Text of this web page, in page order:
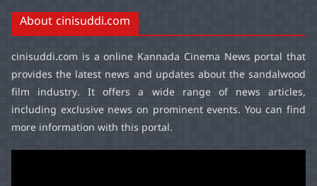
About cinisuddi.com
cinisuddi.com is a online Kannada Cinema News portal that
provides the latest news and updates about the sandalwood
film industry. It offers a wide range of news articles,
including exclusive news on prominent events. You can find
more information with this portal.